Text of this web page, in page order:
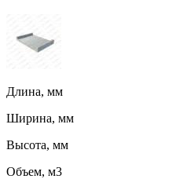
Длина, мм
Ширина, мм
Высота, мм
Объем, м3